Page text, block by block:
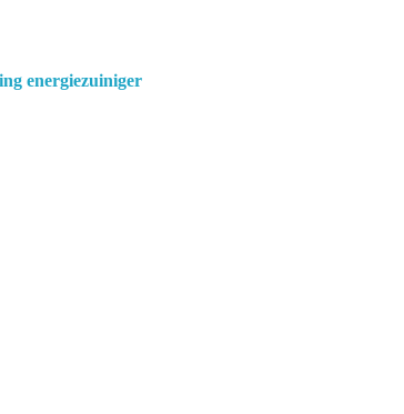
energiezuiniger